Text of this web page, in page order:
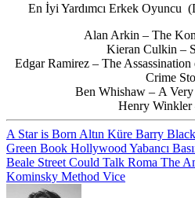
En İyi Yardımcı Erkek
Alan Arkin – The
Kieran Culkin –
Edgar Ramirez – The
Crime
Ben Whishaw – A
Henry Winkler
A Star is Born Altın Küre Barry
Green Book Hollywood Yabancı
Beale Street Could Talk Roma The
Kominsky Method Vice